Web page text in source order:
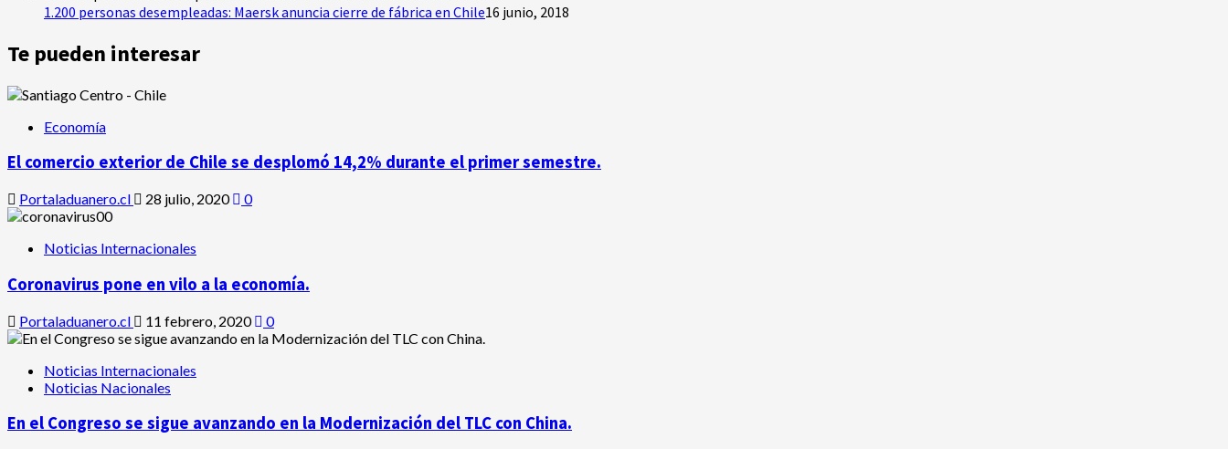
1.200 personas desempleadas: Maersk anuncia cierre de fábrica en Chile16 junio, 2018
Te pueden interesar
Economía
El comercio exterior de Chile se desplomó 14,2% durante el primer semestre.
Portaladuanero.cl 28 julio, 2020 0
Noticias Internacionales
Coronavirus pone en vilo a la economía.
Portaladuanero.cl 11 febrero, 2020 0
Noticias Internacionales
Noticias Nacionales
En el Congreso se sigue avanzando en la Modernización del TLC con China.